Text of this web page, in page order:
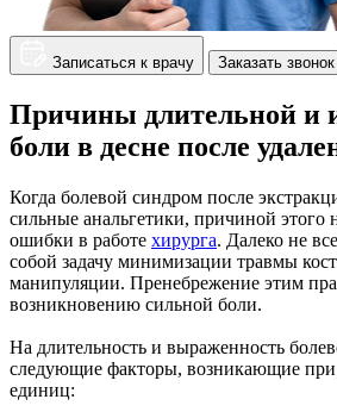
Записаться к врачу Заказать звонок
Причины длительной и
боли в десне после
Когда болевой синдром после
сильные анальгетики, причиной этого
ошибки в работе хирурга. Далеко не
собой задачу минимизации травмы
манипуляции. Пренебрежение этим
возникновению сильной боли.
На длительность и выраженность
следующие факторы, возникающие
единиц: